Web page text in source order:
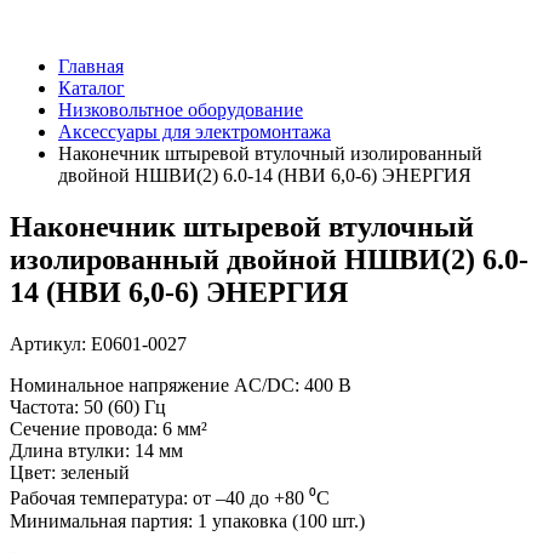
Главная
Каталог
Низковольтное оборудование
Аксессуары для электромонтажа
Наконечник штыревой втулочный изолированный
двойной НШВИ(2) 6.0-14 (НВИ 6,0-6) ЭНЕРГИЯ
Наконечник штыревой втулочный
изолированный двойной НШВИ(2) 6.0-
14 (НВИ 6,0-6) ЭНЕРГИЯ
Артикул: Е0601-0027
Номинальное напряжение AC/DC: 400 В
Частота: 50 (60) Гц
Сечение провода: 6 мм²
Длина втулки: 14 мм
Цвет: зеленый
Рабочая температура: от –40 до +80 ⁰С
Минимальная партия: 1 упаковка (100 шт.)